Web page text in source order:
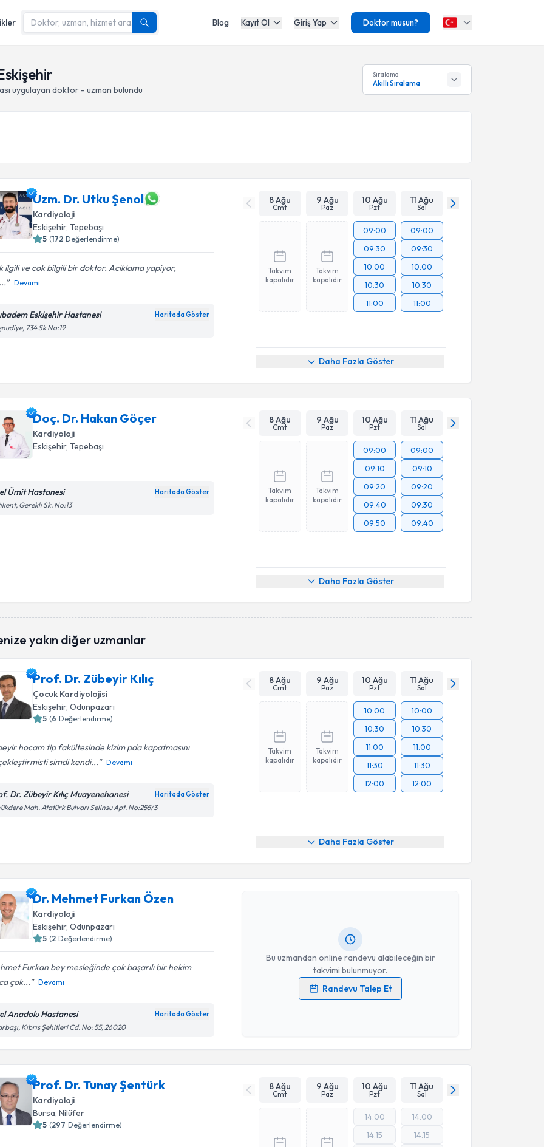
Blog Kayıt Ol Giriş Yap Doktor musun?
uygulayan doktor - uzman bulundu
Sıralama
Akıllı Sıralama
Uzm. Dr. Utku Şenol
Kardiyoloji
Eskişehir, Tepebaşı
5 (172 Değerlendirme)
ilgili ve cok bilgili bir doktor. Aciklama yapiyor,
Devamı
Eskişehir Hastanesi Haritada Göster
734 Sk No:19
8 Ağu
Cmt
9 Ağu
Paz
10 Ağu
Pzt
11 Ağu
Sal
Takvim
kapalıdır
Takvim
kapalıdır
09:00
09:30
10:00
10:30
11:00
09:00
09:30
10:00
10:30
11:00
Daha Fazla Göster
Doç. Dr. Hakan Göçer
Kardiyoloji
Eskişehir, Tepebaşı
Ümit Hastanesi Haritada Göster
Gerekli Sk. No:13
8 Ağu
Cmt
9 Ağu
Paz
10 Ağu
Pzt
11 Ağu
Sal
Takvim
kapalıdır
Takvim
kapalıdır
09:00
09:10
09:20
09:40
09:50
09:00
09:10
09:20
09:30
09:40
Daha Fazla Göster
yakın diğer uzmanlar
Prof. Dr. Zübeyir Kılıç
Çocuk Kardiyolojisi
Eskişehir, Odunpazarı
5 (6 Değerlendirme)
hocam tip fakültesinde kizim pda kapatmasını
simdi kendi...
Devamı
Dr. Zübeyir Kılıç Muayenehanesi Haritada Göster
Mah. Atatürk Bulvarı Selinsu Apt. No:255/3
8 Ağu
Cmt
9 Ağu
Paz
10 Ağu
Pzt
11 Ağu
Sal
Takvim
kapalıdır
Takvim
kapalıdır
10:00
10:30
11:00
11:30
12:00
10:00
10:30
11:00
11:30
12:00
Daha Fazla Göster
Dr. Mehmet Furkan Özen
Kardiyoloji
Eskişehir, Odunpazarı
5 (2 Değerlendirme)
Furkan bey mesleğinde çok başarılı bir hekim
çok...
Devamı
Anadolu Hastanesi Haritada Göster
Kıbrıs Şehitleri Cd. No: 55, 26020
Bu uzmandan online randevu alabileceğin bir
takvimi bulunmuyor.
Randevu Talep Et
Randevu Takvimi Talebi
Dr. Mehmet Furkan Özen
Kişisel verilerimin işlenmesine ilişkinAydınlatma Metni
Takvim Talebini Gönder
Prof. Dr. Tunay Şentürk
Kardiyoloji
Bursa , Nilüfer
5 (297 Değerlendirme)
8 Ağu
Cmt
9 Ağu
Paz
10 Ağu
Pzt
11 Ağu
Sal
14:00
14:15
14:00
14:15